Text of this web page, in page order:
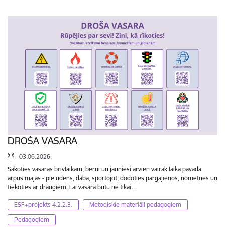
DROŠA VASARA
03.06.2026.
Sākoties vasaras brīvlaikam, bērni un jaunieši arvien vairāk laika pavada
ārpus mājas - pie ūdens, dabā, sportojot, dodoties pārgājienos, nometnēs un
tiekoties ar draugiem. Lai vasara būtu ne tikai…
ESF+projekts 4.2.2.3.
Metodiskie materiāli pedagogiem
Pedagogiem